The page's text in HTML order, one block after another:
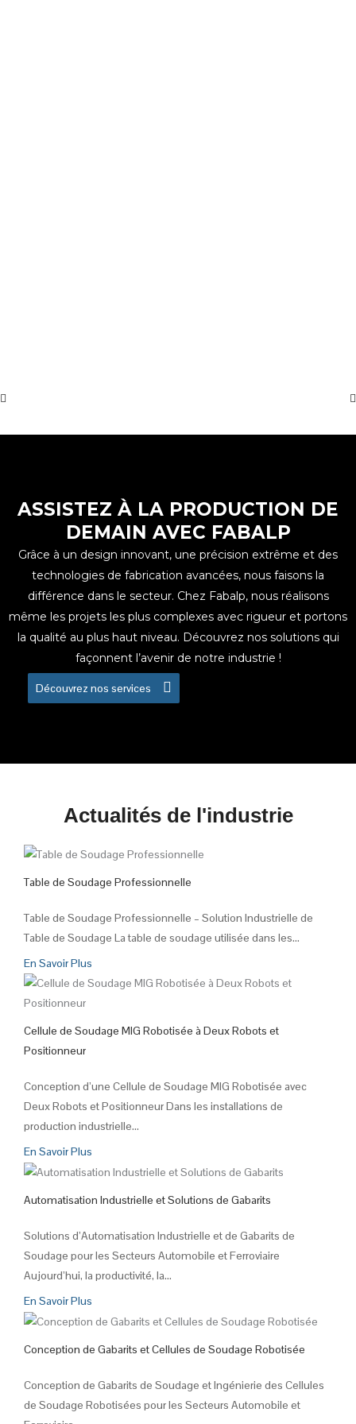
ASSISTEZ À LA PRODUCTION DE
DEMAIN AVEC FABALP
Grâce à un design innovant, une précision extrême et des
technologies de fabrication avancées, nous faisons la
différence dans le secteur. Chez Fabalp, nous réalisons
même les projets les plus complexes avec rigueur et portons
la qualité au plus haut niveau. Découvrez nos solutions qui
façonnent l’avenir de notre industrie !
Découvrez nos services
Actualités de l'industrie
Table de Soudage Professionnelle
Table de Soudage Professionnelle – Solution Industrielle de
Table de Soudage La table de soudage utilisée dans les...
En Savoir Plus
Cellule de Soudage MIG Robotisée à Deux Robots et
Positionneur
Conception d’une Cellule de Soudage MIG Robotisée avec
Deux Robots et Positionneur Dans les installations de
production industrielle...
En Savoir Plus
Automatisation Industrielle et Solutions de Gabarits
Solutions d’Automatisation Industrielle et de Gabarits de
Soudage pour les Secteurs Automobile et Ferroviaire
Aujourd’hui, la productivité, la...
En Savoir Plus
Conception de Gabarits et Cellules de Soudage Robotisée
Conception de Gabarits de Soudage et Ingénierie des Cellules
de Soudage Robotisées pour les Secteurs Automobile et